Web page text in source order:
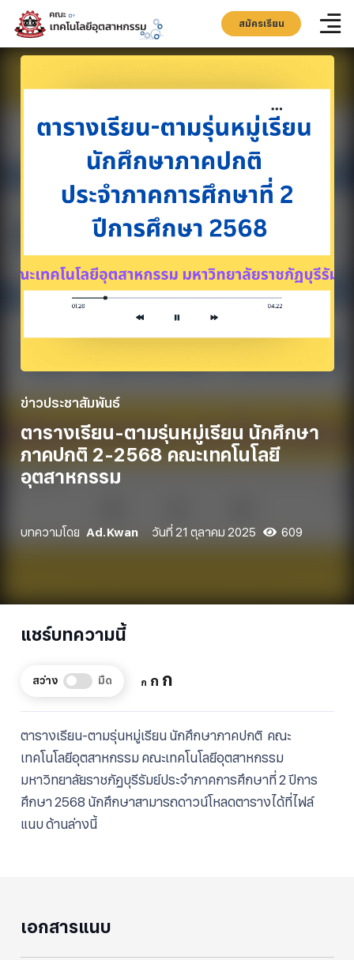
สมัครเรียน
ข่าวประชาสัมพันธ์
ตารางเรียน-ตามรุ่นหมู่เรียน นักศึกษา
ภาคปกติ 2-2568 คณะเทคโนโลยี
อุตสาหกรรม
บทความโดย Ad.Kwan วันที่ 21 ตุลาคม 2025 609
แชร์บทความนี้
สว่าง มืด กDecrease
กReset
กIncrease
ตารางเรียน-ตามรุ่นหมู่เรียน นักศึกษาภาคปกติ คณะ
เทคโนโลยีอุตสาหกรรม คณะเทคโนโลยีอุตสาหกรรม
มหาวิทยาลัยราชภัฏบุรีรัมย์ประจําภาคการศึกษาที่ 2 ปีการ
ศึกษา 2568 นักศึกษาสามารถดาวน์โหลดตารางได้ที่ไฟล์
แนบ ด้านล่างนี้
เอกสารแนบ